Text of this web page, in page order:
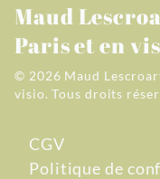
Maud
Paris et en
© 2026 Maud
visio.Tous droits
CGV
Politique de